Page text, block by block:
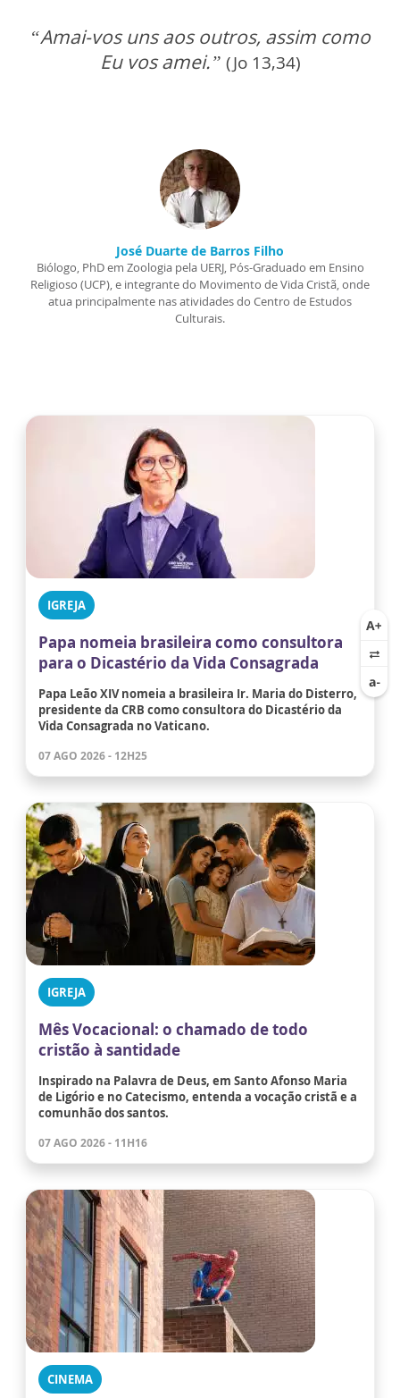
“Amai-vos uns aos outros, assim como
Eu vos amei.” (Jo 13,34)
José Duarte de Barros Filho
Biólogo, PhD em Zoologia pela UERJ, Pós-Graduado em Ensino
Religioso (UCP), e integrante do Movimento de Vida Cristã, onde
atua principalmente nas atividades do Centro de Estudos
Culturais.
IGREJA
Papa nomeia brasileira como consultora
para o Dicastério da Vida Consagrada
Papa Leão XIV nomeia a brasileira Ir. Maria do Disterro,
presidente da CRB como consultora do Dicastério da
Vida Consagrada no Vaticano.
07 AGO 2026 - 12H25
IGREJA
Mês Vocacional: o chamado de todo
cristão à santidade
Inspirado na Palavra de Deus, em Santo Afonso Maria
de Ligório e no Catecismo, entenda a vocação cristã e a
comunhão dos santos.
07 AGO 2026 - 11H16
CINEMA